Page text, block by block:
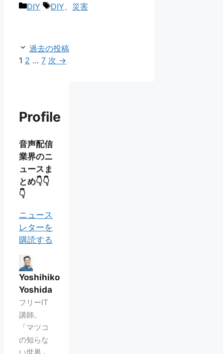
カ
ー
DIY
タ
DIY 災害
過去の投稿
ペ
1 ペ
2 … ペ
7 次 →
Profile
音声配信
業界のニ
ュースま
とめ👇👇
👇
ニュース
レターを
購読する
Yoshihiko
Yoshida
フリーIT
講師。
「マツコ
の知らな
い世界」